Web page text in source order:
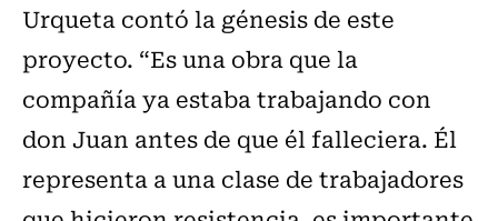
Urqueta contó la génesis de este
proyecto. “Es una obra que la
compañía ya estaba trabajando con
don Juan antes de que él falleciera. Él
representa a una clase de trabajadores